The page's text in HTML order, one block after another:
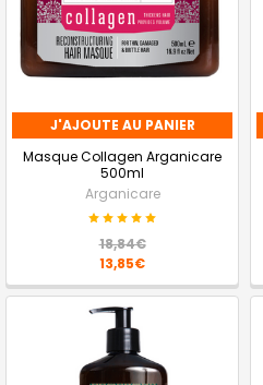
J'AJOUTE AU PANIER
Masque Collagen Arganicare
500ml
Arganicare
18,84€
13,85€